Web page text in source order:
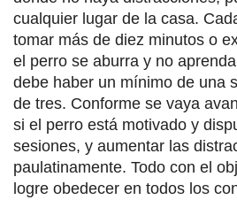
cualquier lugar de la casa.
tomar más de diez minutos o
el perro se aburra y no
debe haber un mínimo de una
de tres. Conforme se vaya
si el perro está motivado y
sesiones, y aumentar las
paulatinamente. Todo con el
logre obedecer en todos los